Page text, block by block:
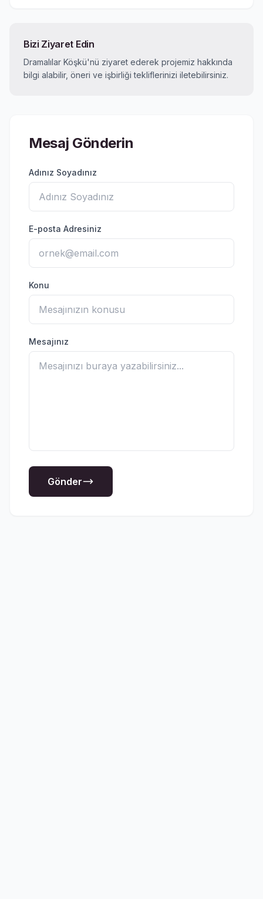
Bizi Ziyaret Edin
Dramalılar Köşkü'nü ziyaret ederek projemiz hakkında
bilgi alabilir, öneri ve işbirliği tekliflerinizi iletebilirsiniz.
Mesaj Gönderin
Adınız Soyadınız
E-posta Adresiniz
Konu
Mesajınız
Gönder